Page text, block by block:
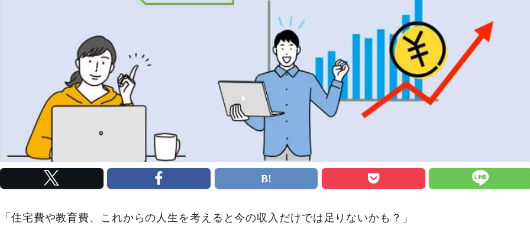
「住宅費や教育費、これからの人生を考えると今の収入だけでは足りないかも？」